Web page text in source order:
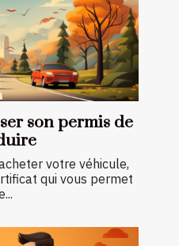
son permis de
votre véhicule,
qui vous permet